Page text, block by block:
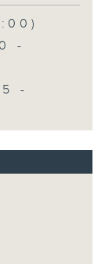
-
-